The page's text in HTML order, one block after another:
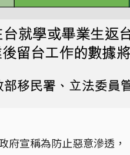
府宣稱為防止惡意滲透，